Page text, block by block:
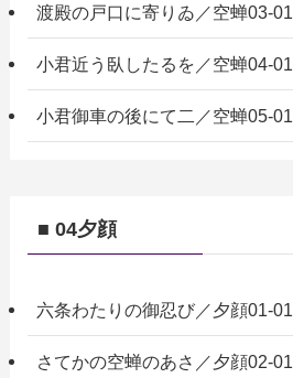
渡殿の戸口に寄りゐ／空蝉03-01
小君近う臥したるを／空蝉04-01
小君御車の後にて二／空蝉05-01
■ 04夕顔
六条わたりの御忍び／夕顔01-01
さてかの空蝉のあさ／夕顔02-01